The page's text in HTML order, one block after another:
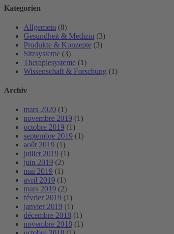
Kategorien
Allgemein (8)
Gesundheit & Medizin (3)
Produkte & Konzepte (3)
Sitzsysteme (3)
Therapiesysteme (1)
Wissenschaft & Forschung (1)
Archiv
mars 2020 (1)
novembre 2019 (1)
octobre 2019 (1)
septembre 2019 (1)
août 2019 (1)
juillet 2019 (1)
juin 2019 (2)
mai 2019 (1)
avril 2019 (1)
mars 2019 (2)
février 2019 (1)
janvier 2019 (1)
décembre 2018 (1)
novembre 2018 (1)